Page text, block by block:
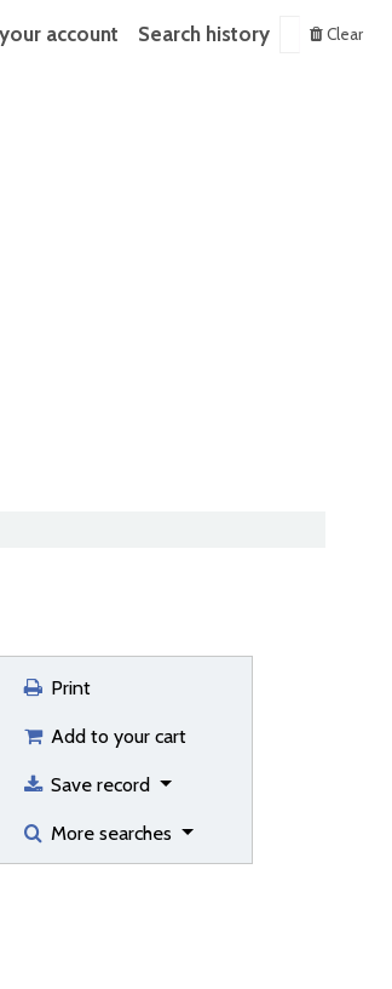
account Search history Clear
Print
Add to your cart
Save record
More searches